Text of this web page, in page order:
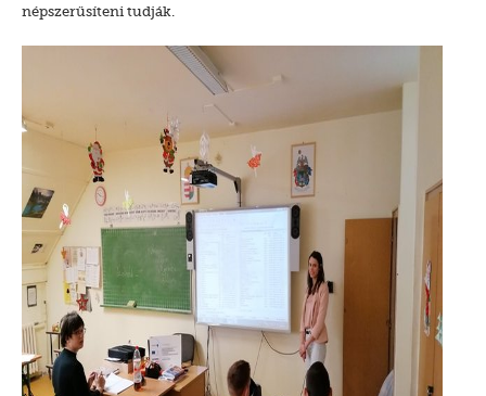
népszerűsíteni tudják.